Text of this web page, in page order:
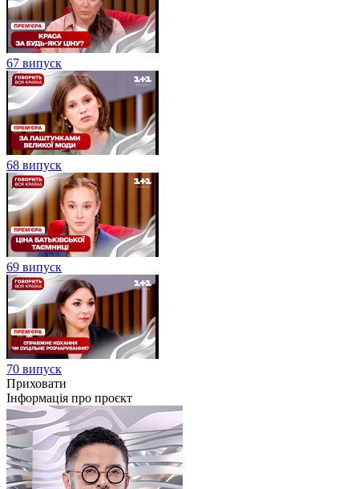
67 випуск
68 випуск
69 випуск
70 випуск
Приховати
Інформація про проєкт